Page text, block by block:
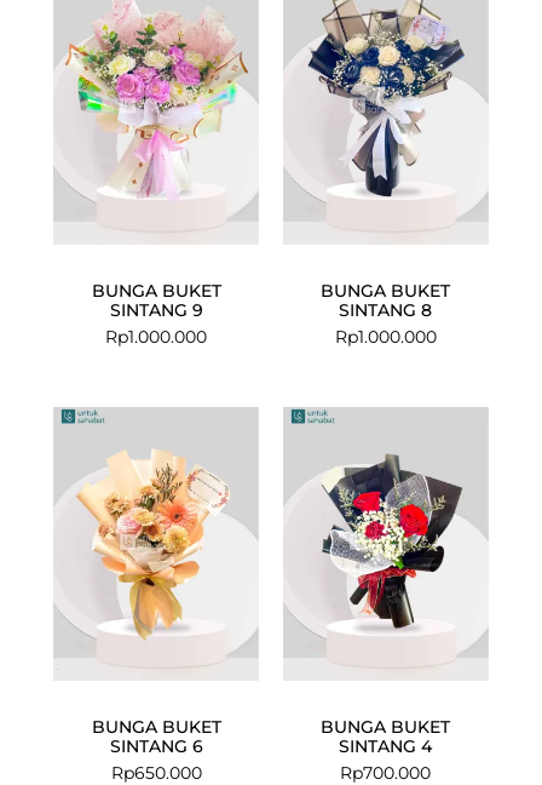
BUNGA BUKET
SINTANG 9
Rp1.000.000
BUNGA BUKET
SINTANG 8
Rp1.000.000
BUNGA BUKET
SINTANG 6
Rp650.000
BUNGA BUKET
SINTANG 4
Rp700.000